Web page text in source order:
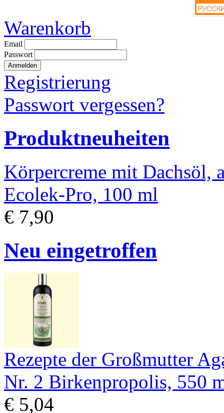
Warenkorb
Email
Passwort
Registrierung
Passwort vergessen?
Produktneuheiten
Körpercreme mit Dachsöl,
Ecolek-Pro, 100 ml
€ 7,90
Neu eingetroffen
Rezepte der Großmutter
Nr. 2 Birkenpropolis, 550
€ 5,04